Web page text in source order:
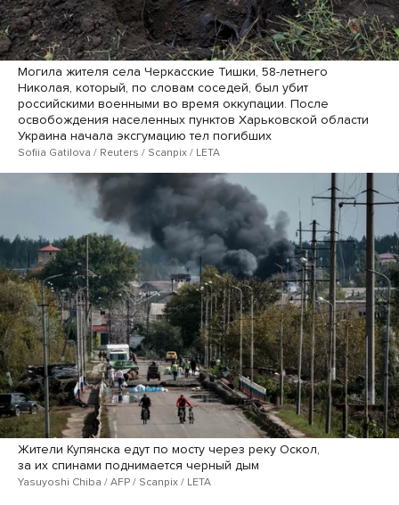
Могила жителя села Черкасские Тишки, 58-летнего
Николая, который, по словам соседей, был убит
российскими военными во время оккупации. После
освобождения населенных пунктов Харьковской области
Украина начала эксгумацию тел погибших
Sofiia Gatilova / Reuters / Scanpix / LETA
Жители Купянска едут по мосту через реку Оскол,
за их спинами поднимается черный дым
Yasuyoshi Chiba / AFP / Scanpix / LETA